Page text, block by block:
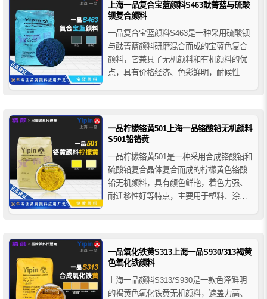
上海一品复合宝蓝颜料S463酞菁蓝与硫酸
钡复合颜料
一品复合宝蓝颜料S463是一种采用硫酸钡
与酞菁蓝颜料研磨混合而成的宝蓝色复合
颜料，它兼具了无机颜料和有机颜料的优
点，具有价格经济、色彩鲜明，耐候性好
固剂、彩色喷涂砂浆、彩色嵌缝剂等。
一品柠檬铬黄501上海一品铬酸铅无机颜料
S501铅铬黄
一品柠檬铬黄501是一种采用合成铬酸铅和
硫酸铅复合晶体复合而成的柠檬黄色铬酸
铅无机颜料，具有颜色鲜艳，着色力强、
耐迁移性好等特点，主要用于塑料、涂
一品氧化铁黄S313上海一品S930/313褐黄
色氧化铁颜料
上海一品颜料S313/S930是一款色泽鲜明
的褐黄色氧化铁黄无机颜料，遮盖力高、